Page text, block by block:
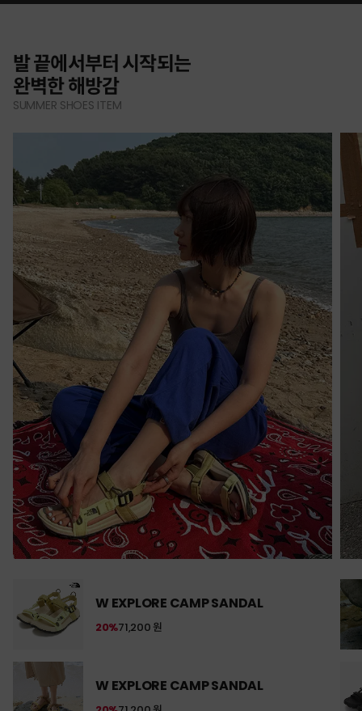
발 끝에서부터 시작되는
완벽한 해방감
SUMMER SHOES ITEM
W EXPLORE CAMP SANDAL
71,200 원
20%
W EXPLORE CAMP SANDAL